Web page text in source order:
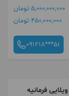
5,000,000,000 تومان
450,000,000 تومان
091218***51